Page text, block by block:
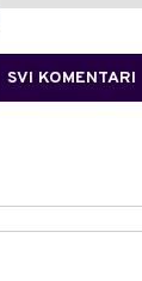
SVI KOMENTARI